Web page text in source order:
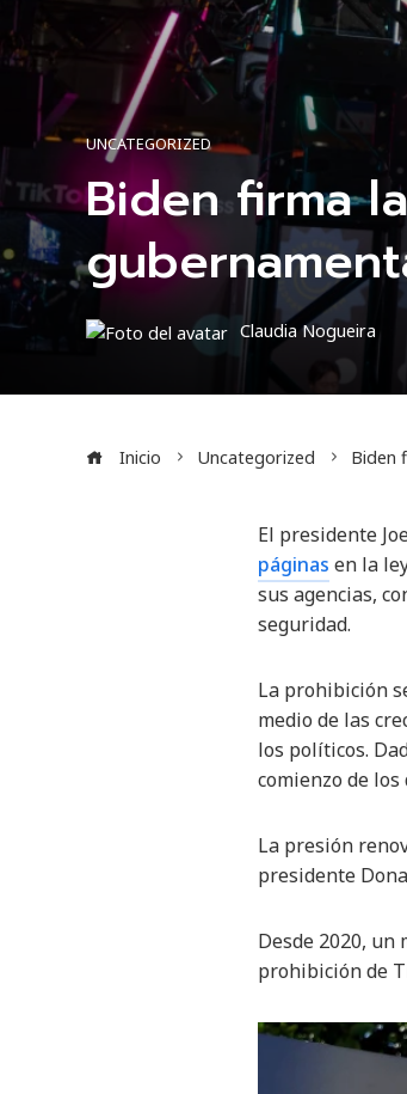
UNCATEGORIZED
Biden firma
Claudia Nogueira
Inicio Uncategorized Biden
El presidente
páginas en la
sus agencias,
seguridad.
La prohibición
medio de las
los políticos.
comienzo de
La presión
presidente
Desde 2020,
prohibición de